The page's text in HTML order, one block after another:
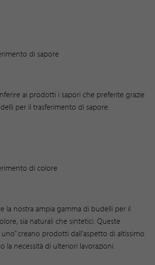
di sapore
ai prodotti i sapori che preferite grazie
per il trasferimento di sapore.
di colore
la nostra ampia gamma di budelli per il
sia naturali che sintetici. Queste
creano prodotti dall’aspetto di altissimo
la necessità di ulteriori lavorazioni.